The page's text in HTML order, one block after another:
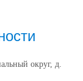
округ, д.